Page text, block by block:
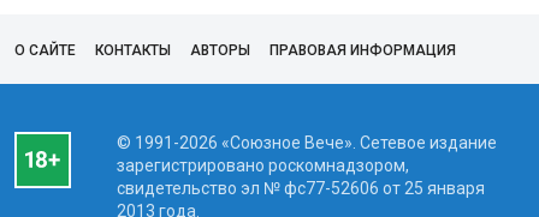
О САЙТЕ КОНТАКТЫ АВТОРЫ ПРАВОВАЯ ИНФОРМАЦИЯ
© 1991-2026 «Союзное Вече». Сетевое издание
зарегистрировано роскомнадзором,
свидетельство эл № фc77-52606 от 25 января
2013 года.